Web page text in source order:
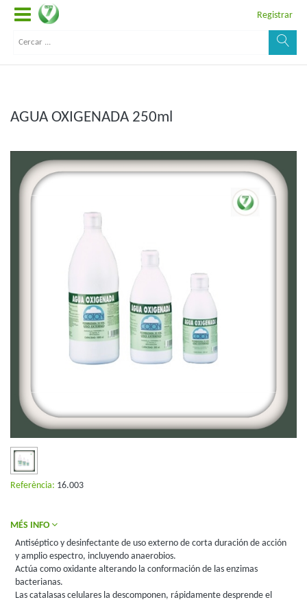
Registrar
AGUA OXIGENADA 250ml
Referència: 16.003
MÉS INFO
Antiséptico y desinfectante de uso externo de corta duración de acción
y amplio espectro, incluyendo anaerobios.
Actúa como oxidante alterando la conformación de las enzimas
bacterianas.
Las catalasas celulares la descomponen, rápidamente desprende el